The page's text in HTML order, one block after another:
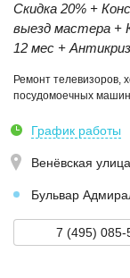
Скидка 20% +
выезд мастера +
12 мес +
Ремонт телевизоров,
посудомоечных
График работы
Венёвская
Бульвар
7 (495) 085-